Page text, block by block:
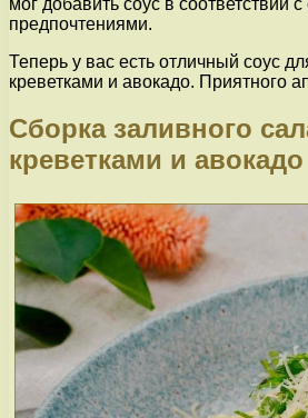
предпочтениями.
Теперь у вас есть отличный соус
креветками и авокадо. Приятного
Сборка заливного
креветками и авокадо